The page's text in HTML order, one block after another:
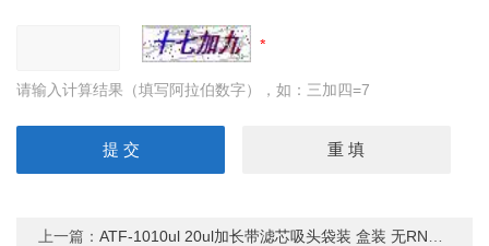
请输入计算结果（填写阿拉伯数字），如：三加四=7
上一篇：ATF-1010ul 20ul加长带滤芯吸头袋装 盒装 无RNase